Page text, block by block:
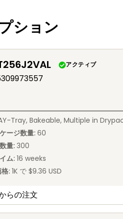
ション
アクティブ
-Tray, Bakeable, Multiple in
ージ数量: 60
量: 300
ム: 16 weeks
: 1K で $9.36 USD
らの注文